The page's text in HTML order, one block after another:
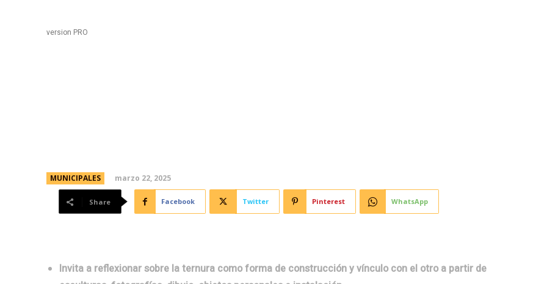
version PRO
MUNICIPALES marzo 22, 2025
Share Facebook Twitter Pinterest WhatsApp
Invita a reflexionar sobre la ternura como forma de construcción y vínculo con el otro a partir de